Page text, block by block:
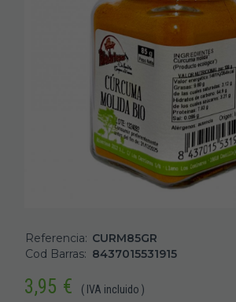
Referencia: CURM85GR
Cod Barras: 8437015531915
3,95 € ( IVA incluido )